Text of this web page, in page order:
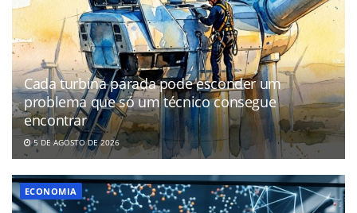
Cada turbina parada pode esconder um
problema que só um técnico consegue
encontrar
5 DE AGOSTO DE 2026
ECONOMIA